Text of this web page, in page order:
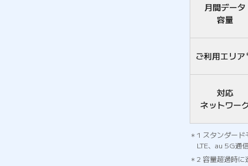
月間データ
容量
ご利用エリア
対応
ネットワー
1 スタンダード
LTE、au 5G通
2 容量超過時に